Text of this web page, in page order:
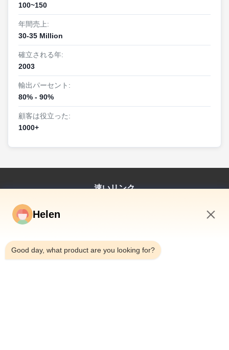
ODM/OEMサポートを提供しています.
✅品質保証:ISO 9001/14001 認定,ディズニー,ウォル
マート,SEDEX倫理監査の遵守,グローバル市場のた
めのプレミアム出力を保証します.
イノベーション主導: ビデオブローチャー,インタラ
クティブなPOSディスプレイ,環境に優しい3Dポッ
プアップカードなどのスマートギフト技術に焦点を
当てます.
拡大可能な効率性: 自動生産ラインと柔軟なMOQに
よってサポートされる 500万以上のユニットの年間
戦略的構造的な強化が続いており,2012年に専用のマ
ーケティング部門を設立し,世界規模での普及を強化
しました.2014年のISO 9001/14001認証は,品質と環
境管理システムを公式化しました2016年にディズニ
ーで認可されたメーカーとSedEX準拠のサプライヤ
ーとして認められ,倫理的な生産基準を検証し,国際ブ
ランドとのパートナーシップを結びました.
年の広西工場の開業は,地域的なサプライチェーン回
復力への Shinyのコミットメントを強調しています
成長に
この20年にわたる旅は,Shinyの進化を反映していま
す 地方の職人からグローバルに統合された革新者へ
ールマークのような顧客にとって 98%の欠陥のない
出力.
68以上の特許技術が備わっていて スマートギフトの
イノベーションを主導していますバイオ分解可能な
PCBモジュールとAI-Customizerプラットフォームま
で迅速なプロトタイプ作成 (24時間サンプル回転) と
IoT統合設計により 製品の繰り返しを加速します
行するために 完全に自動化されたSMTラインとモジ
ュール組立セルを利用しています
一緒にこの多分野構造により,Shinyはスケールとカ
ジョンを市場向け製品に変換し,同等のスピードと
100~150
年間売上:
30-35 Million
確立される年:
2003
輸出パーセント:
80% - 90%
顧客は役立った:
1000+
速いリンク
私達について
Helen
Good day, what product are you looking for?